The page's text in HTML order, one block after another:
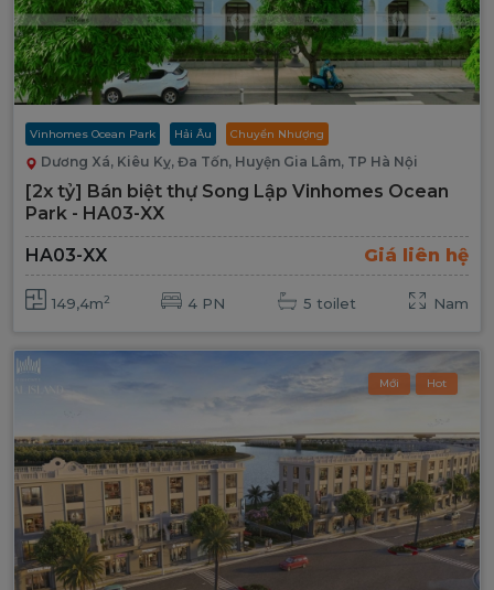
Vinhomes Ocean Park Hải Âu Chuyển Nhượng
Dương Xá, Kiêu Kỵ, Đa Tốn, Huyện Gia Lâm, TP Hà Nội
[2x tỷ] Bán biệt thự Song Lập Vinhomes Ocean
Park - HA03-XX
HA03-XX
Giá liên hệ
149,4m2 4 PN 5 toilet Nam
Mới Hot